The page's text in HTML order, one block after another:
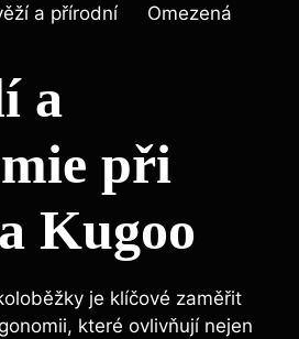
a přírodní Omezená
a
při
Kugoo
je klíčové zaměřit
které ovlivňují nejen